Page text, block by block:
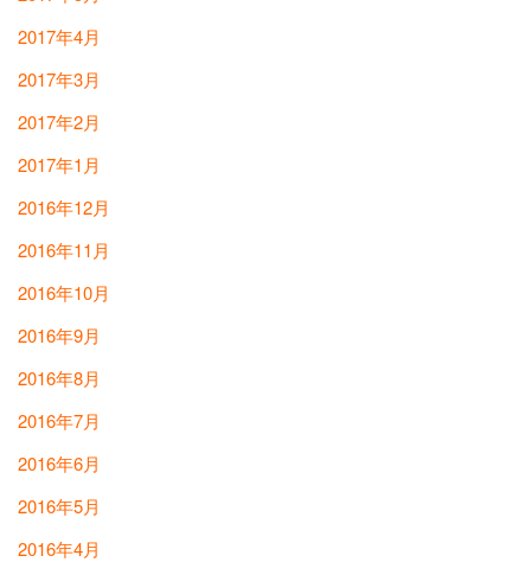
2017年4月
2017年3月
2017年2月
2017年1月
2016年12月
2016年11月
2016年10月
2016年9月
2016年8月
2016年7月
2016年6月
2016年5月
2016年4月